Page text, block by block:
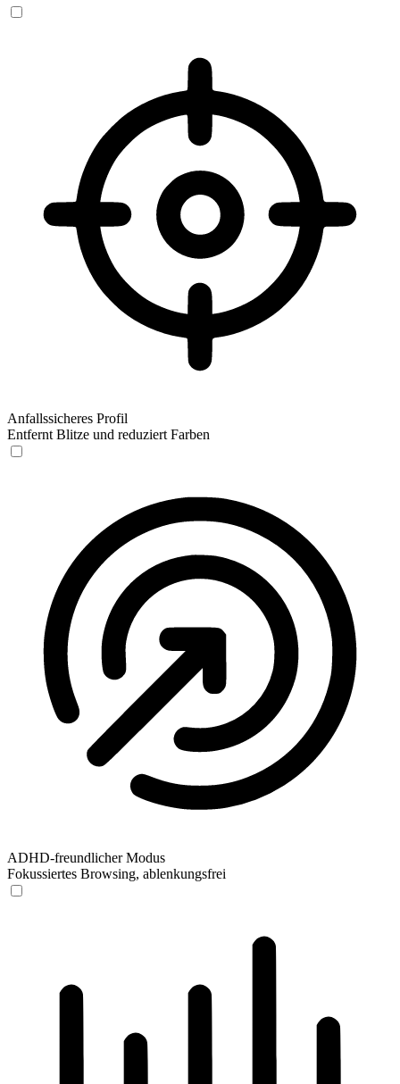
Anfallssicheres Profil
Entfernt Blitze und reduziert Farben
ADHD-freundlicher Modus
Fokussiertes Browsing, ablenkungsfrei